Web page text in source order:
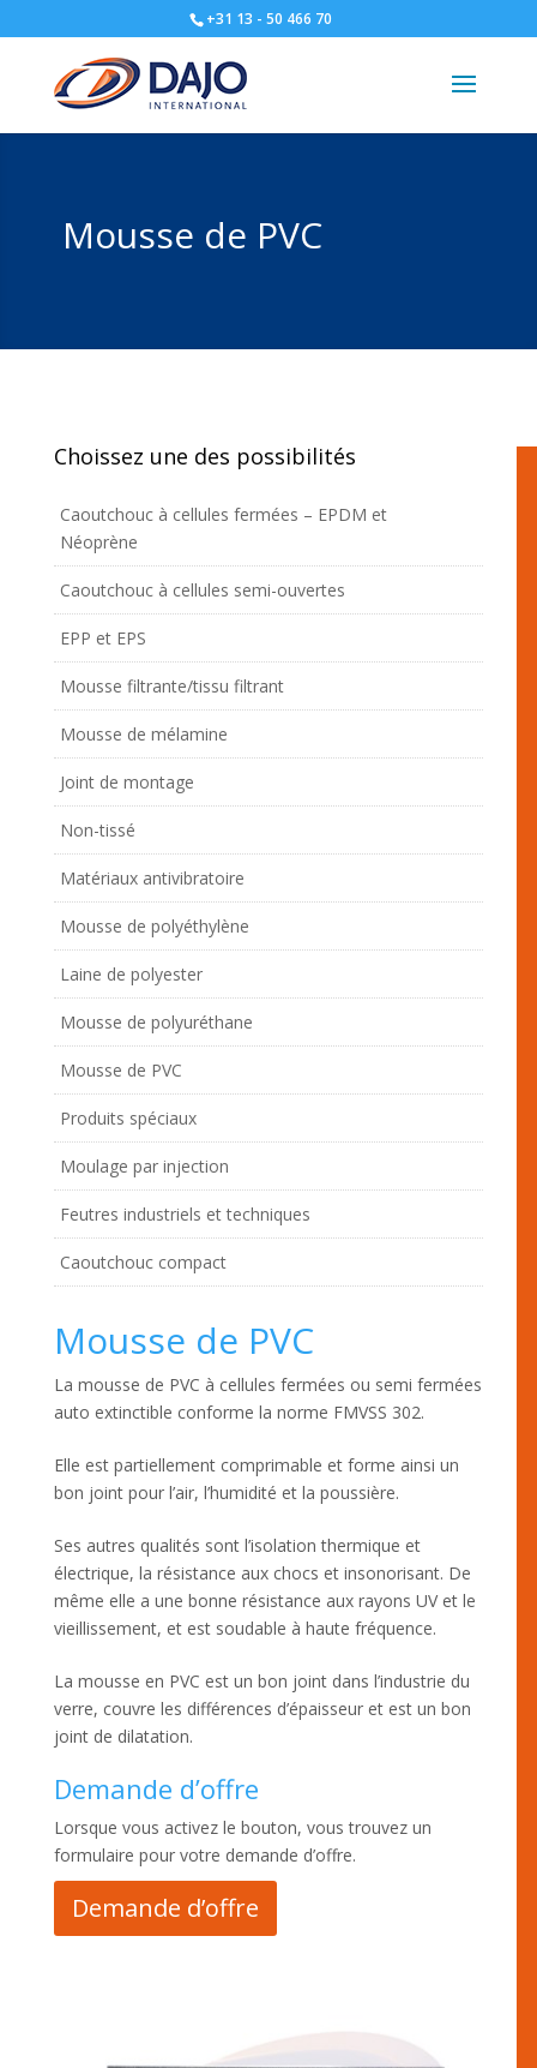
+31 13 - 50 466 70
Mousse de PVC
Choissez une des possibilités
Caoutchouc à cellules fermées – EPDM et
Néoprène
Caoutchouc à cellules semi-ouvertes
EPP et EPS
Mousse filtrante/tissu filtrant
Mousse de mélamine
Joint de montage
Non-tissé
Matériaux antivibratoire
Mousse de polyéthylène
Laine de polyester
Mousse de polyuréthane
Mousse de PVC
Produits spéciaux
Moulage par injection
Feutres industriels et techniques
Caoutchouc compact
Mousse de PVC
La mousse de PVC à cellules fermées ou semi fermées
auto extinctible conforme la norme FMVSS 302.
Elle est partiellement comprimable et forme ainsi un
bon joint pour l’air, l’humidité et la poussière.
Ses autres qualités sont l’isolation thermique et
électrique, la résistance aux chocs et insonorisant. De
même elle a une bonne résistance aux rayons UV et le
vieillissement, et est soudable à haute fréquence.
La mousse en PVC est un bon joint dans l’industrie du
verre, couvre les différences d’épaisseur et est un bon
joint de dilatation.
Demande d’offre
Lorsque vous activez le bouton, vous trouvez un
formulaire pour votre demande d’offre.
Demande d’offre